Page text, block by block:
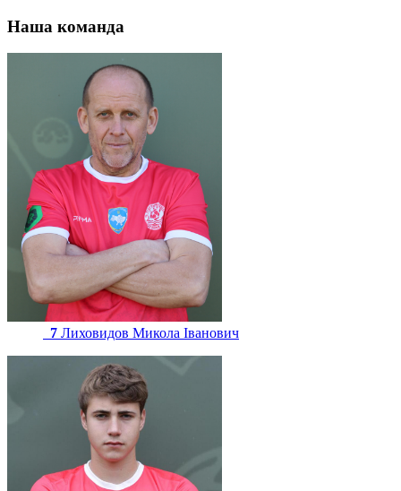
Наша команда
7 Лиховидов Микола Іванович